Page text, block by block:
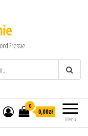
Menu
0
0,00zł